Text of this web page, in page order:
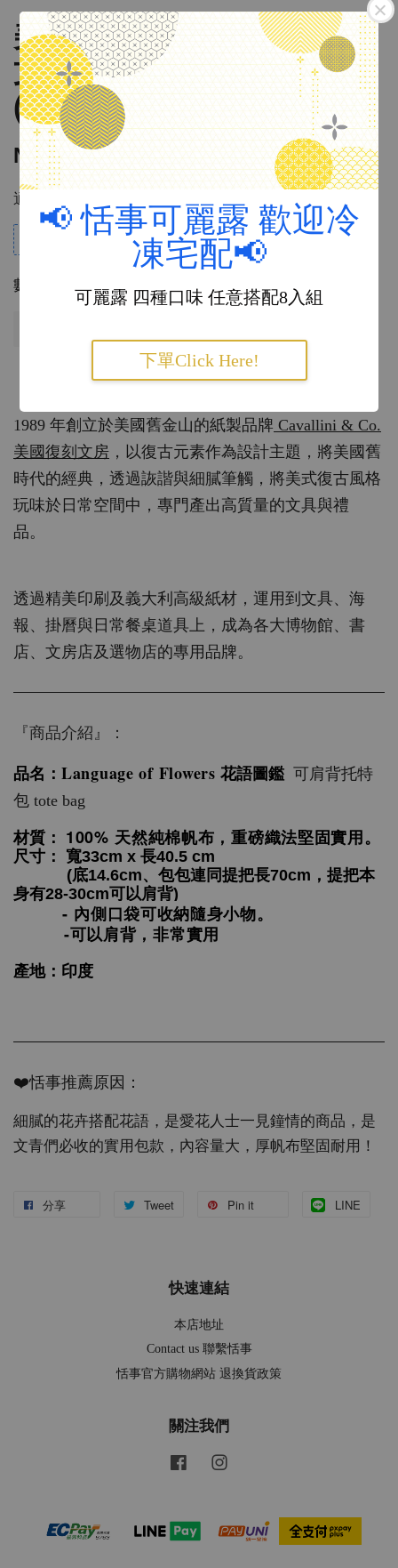
📢 恬事可麗露 歡迎冷
凍宅配📢
可麗露 四種口味 任意搭配8入組
下單Click Here!
美國 Cavallini & Co. 復刻
文房 花語圖鑑 托特包
(2025年最新款）
NT$ 550 NT$ 590
適用優惠
$10 Credit for every $100 spent
數量
『品牌介紹』：
1989 年創立於美國舊金山的紙製品牌 Cavallini & Co.
美國復刻文房 ，以復古元素作為設計主題，將美國舊
時代的經典，透過詼諧與細膩筆觸，將美式復古風格
玩味於日常空間中，專門產出高質量的文具與禮
品。
透過精美印刷及義大利高級紙材，運用到文具、海
報、掛曆與日常餐桌道具上，成為各大博物館、書
店、文房店及選物店的專用品牌。
『商品介紹』：
品名： Language of Flowers 花語圖鑑 可肩背托特
包 tote bag
材質： 100% 天然純棉帆布，重磅織法堅固實用。
尺寸： 寬33cm x 長40.5 cm
身有28-30cm可以肩背)
- 內側口袋可收納隨身小物。
-可以肩背，非常實用
產地：印度
❤️恬事推薦原因：
細膩的花卉搭配花語，是愛花人士一見鐘情的商品，是
文青們必收的實用包款，內容量大，厚帆布堅固耐用！
分享 Tweet Pin it LINE
快速連結
本店地址
Contact us 聯繫恬事
恬事官方購物網站 退換貨政策
關注我們
Facebook